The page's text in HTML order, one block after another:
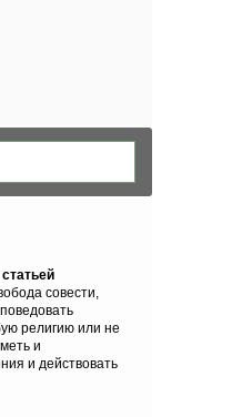
совести,
религию или не
и
и действовать